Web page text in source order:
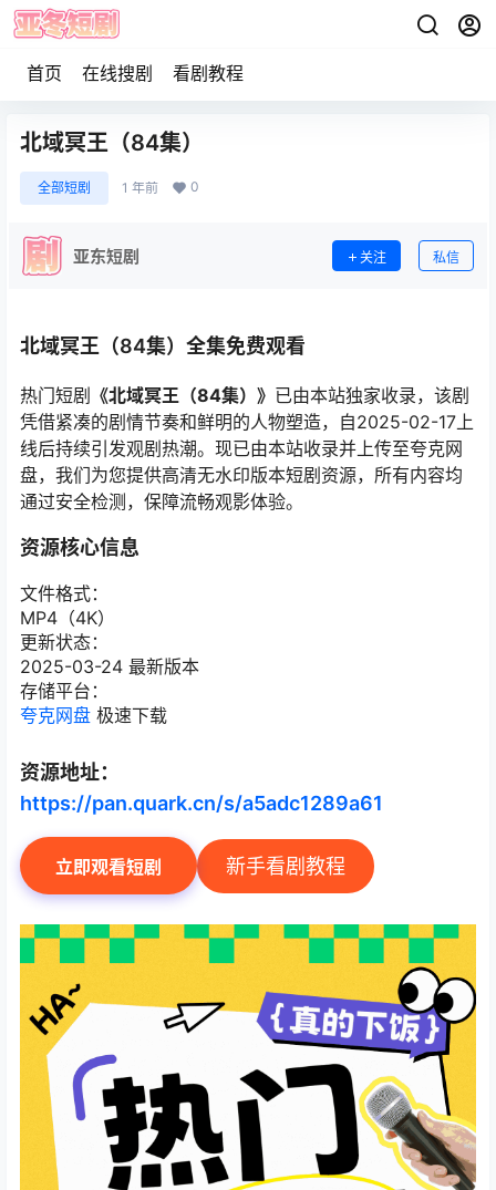
首页 在线搜剧 看剧教程
北域冥王（84集）
全部短剧 1 年前 0
亚东短剧 关注 私信
北域冥王（84集）全集免费观看
热门短剧 《北域冥王（84集）》 已由本站独家收录，该剧
凭借紧凑的剧情节奏和鲜明的人物塑造，自2025-02-17上
线后持续引发观剧热潮。现已由本站收录并上传至夸克网
盘，我们为您提供高清无水印版本短剧资源，所有内容均
通过安全检测，保障流畅观影体验。
资源核心信息
文件格式：
MP4（4K）
更新状态：
2025-03-24 最新版本
存储平台：
夸克网盘 极速下载
资源地址：
https://pan.quark.cn/s/a5adc1289a61
立即观看短剧 新手看剧教程